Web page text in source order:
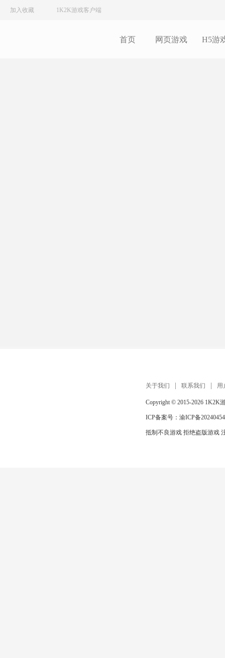
加入收藏 1K2K游戏客户端
首页 网页游戏 H5游
关于我们 联系我们 用
Copyright © 2015-2026 1K2K
ICP备案号： 渝ICP备
抵制不良游戏 拒绝盗版游戏